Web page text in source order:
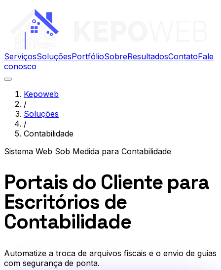
ServiçosSoluçõesPortfólioSobreResultadosContatoFale
conosco
Kepoweb
/
Soluções
/
Contabilidade
Sistema Web Sob Medida para Contabilidade
Portais do Cliente para
Escritórios de
Contabilidade
Automatize a troca de arquivos fiscais e o envio de guias
com segurança de ponta.